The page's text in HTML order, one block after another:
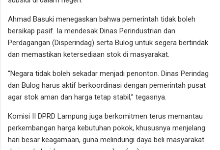
Ahmad Basuki menegaskan bahwa pemerintah tidak boleh
bersikap pasif. Ia mendesak Dinas Perindustrian dan
Perdagangan (Disperindag) serta Bulog untuk segera bertindak
dan memastikan ketersediaan stok di masyarakat.
“Negara tidak boleh sekadar menjadi penonton. Dinas Perindag
dan Bulog harus aktif berkoordinasi dengan pemerintah pusat
agar stok aman dan harga tetap stabil,” tegasnya.
Komisi II DPRD Lampung juga berkomitmen terus memantau
perkembangan harga kebutuhan pokok, khususnya menjelang
hari besar keagamaan, guna melindungi daya beli masyarakat